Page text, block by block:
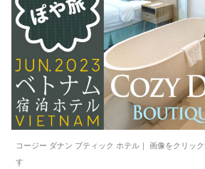
コージー ダナン ブティック ホテル｜ 画像をクリッ
す